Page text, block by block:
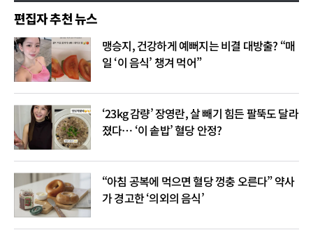
편집자 추천 뉴스
맹승지, 건강하게 예뻐지는 비결 대방출? “매
일 ‘이 음식’ 챙겨 먹어”
‘23kg 감량’ 장영란, 살 빼기 힘든 팔뚝도 달라
졌다… ‘이 솥밥’ 혈당 안정?
“아침 공복에 먹으면 혈당 껑충 오른다” 약사
가 경고한 ‘의외의 음식’